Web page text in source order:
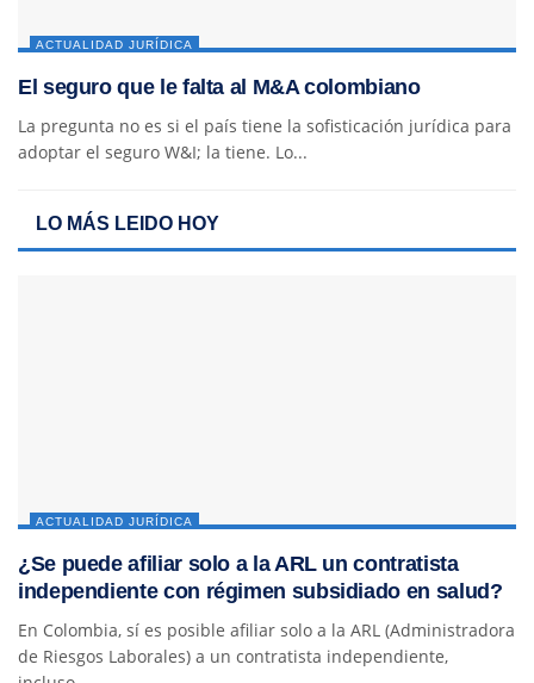
ACTUALIDAD JURÍDICA
El seguro que le falta al M&A colombiano
La pregunta no es si el país tiene la sofisticación jurídica para
adoptar el seguro W&I; la tiene. Lo...
LO MÁS LEIDO HOY
ACTUALIDAD JURÍDICA
¿Se puede afiliar solo a la ARL un contratista
independiente con régimen subsidiado en salud?
En Colombia, sí es posible afiliar solo a la ARL (Administradora
de Riesgos Laborales) a un contratista independiente,